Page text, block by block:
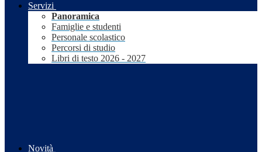
Servizi
Panoramica
Famiglie e studenti
Personale scolastico
Percorsi di studio
Libri di testo 2026 - 2027
Novità